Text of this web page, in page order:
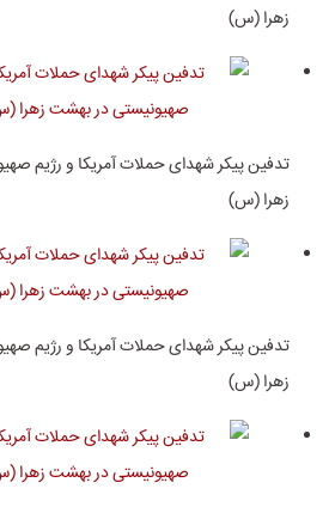
زهرا (س)
تدفین پیکر شهدای حملات آمریکا و رژیم
زهرا (س)
تدفین پیکر شهدای حملات آمریکا و رژیم
زهرا (س)